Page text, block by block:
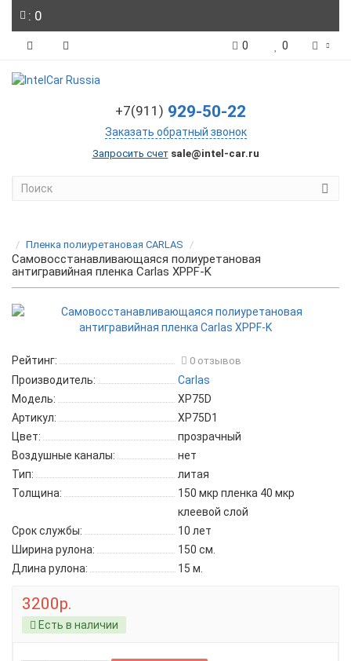
: 0
0 0
+7(911) 929-50-22
Заказать обратный звонок
Запросить счет sale@intel-car.ru
Пленка полиуретановая CARLAS
Самовосстанавливающаяся полиуретановая
антигравийная пленка Carlas XPPF-K
Рейтинг: 0 отзывов
Производитель:
Carlas
Модель:
XP75D
Артикул:
XP75D1
Цвет:
прозрачный
Воздушные каналы:
нет
Тип:
литая
Толщина:
150 мкр пленка 40 мкр
клеевой слой
Срок службы:
10 лет
Ширина рулона:
150 см.
Длина рулона:
15 м.
3200р.
Есть в наличии